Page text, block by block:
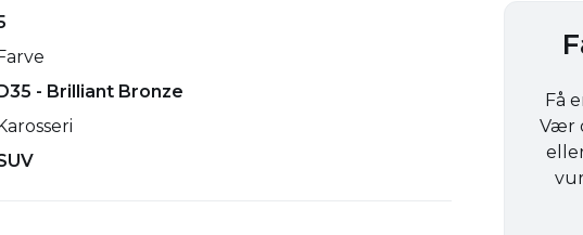
- Brilliant Bronze
Få
Vær